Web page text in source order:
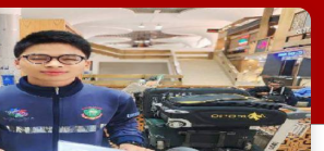
বান্দরবানের সুকেল তঞ্চঙ্গ্যা।
রওয়ানা হয়েছেন
বান্দরবান পার্বত্য জেলা
ইউনিয়নের আমতলী